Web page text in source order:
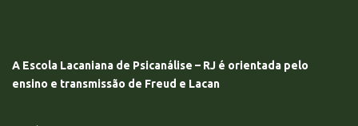
A Escola Lacaniana de Psicanálise – RJ é orientada pelo
ensino e transmissão de Freud e Lacan